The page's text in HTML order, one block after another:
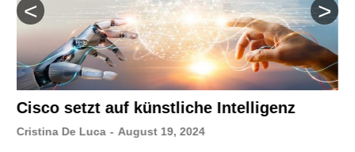
Cisco setzt auf künstliche Intelligenz
Cristina De Luca - August 19, 2024